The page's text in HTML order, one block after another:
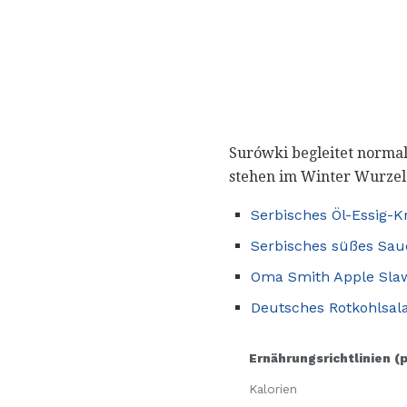
Surówki begleitet
stehen im Winter
Serbisches Öl-Essig-
Serbisches süßes
Oma Smith Apple
Deutsches
Ernährungsrichtlinien
Kalorien